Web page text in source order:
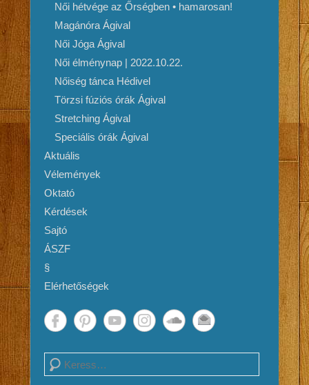
Női hétvége az Őrségben • hamarosan!
Magánóra Ágival
Női Jóga Ágival
Női élménynap | 2022.10.22.
Nőiség tánca Hédivel
Törzsi fúziós órák Ágival
Stretching Ágival
Speciális órák Ágival
Aktuális
Vélemények
Oktató
Kérdések
Sajtó
ÁSZF
§
Elérhetőségek
Search